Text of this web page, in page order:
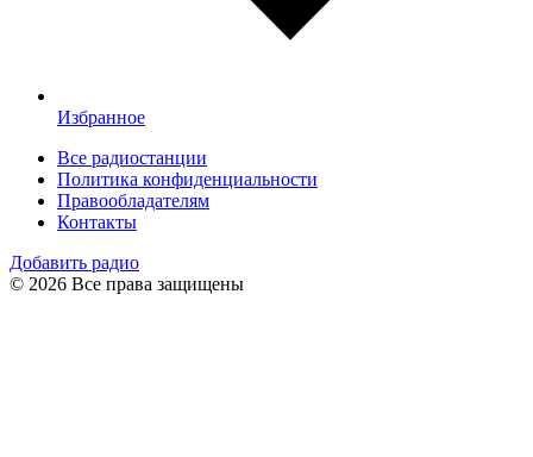
Избранное
Все радиостанции
Политика конфиденциальности
Правообладателям
Контакты
Добавить радио
© 2026 Все права защищены